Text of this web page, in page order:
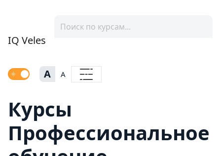
IQ Veles
A A
Курсы
Профессиональное